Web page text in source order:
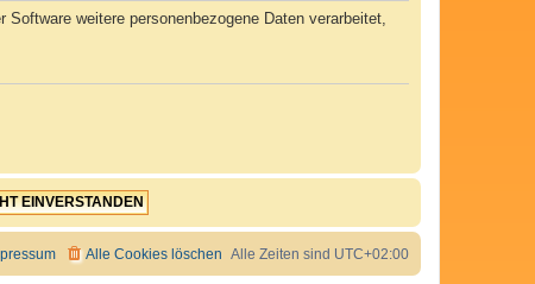
weitere personenbezogene Daten verarbeitet,
Alle Zeiten sind UTC+02:00
Alle Cookies löschen